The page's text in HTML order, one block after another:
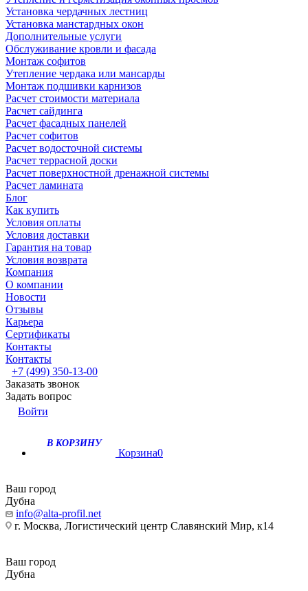
Установка чердачных лестниц
Установка манстардных окон
Дополнительные услуги
Обслуживание кровли и фасада
Монтаж софитов
Утепление чердака или мансарды
Монтаж подшивки карнизов
Расчет стоимости материала
Расчет сайдинга
Расчет фасадных панелей
Расчет софитов
Расчет водосточной системы
Расчет террасной доски
Расчет поверхностной дренажной системы
Расчет ламината
Блог
Как купить
Условия оплаты
Условия доставки
Гарантия на товар
Условия возврата
Компания
О компании
Новости
Отзывы
Карьера
Сертификаты
Контакты
Контакты
+7 (499) 350-13-00
Заказать звонок
Задать вопрос
Войти
В КОРЗИНУ
Корзина0
Ваш город
Дубна
info@alta-profil.net
г. Москва, Логистический центр Славянский Мир, к14
Ваш город
Дубна